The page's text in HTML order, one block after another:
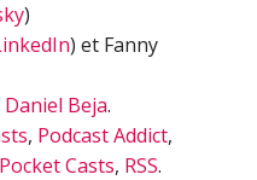
)
) et Fanny
Daniel Beja.
, Podcast Addict,
Pocket Casts, RSS.